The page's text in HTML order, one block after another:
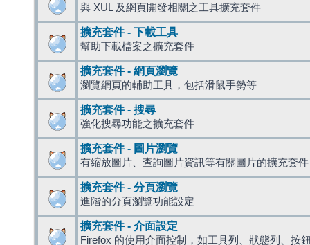
與 XUL 及網頁開發相關之工具擴充套件
擴充套件 - 下載工具
幫助下載檔案之擴充套件
擴充套件 - 網頁瀏覽
瀏覽網頁的輔助工具，包括滑鼠手勢等
擴充套件 - 搜尋
強化搜尋功能之擴充套件
擴充套件 - 圖片瀏覽
有縮放圖片、查詢圖片資訊等有關圖片的擴充套件
擴充套件 - 分頁瀏覽
進階的分頁瀏覽功能設定
擴充套件 - 介面設定
Firefox 的使用介面控制，如工具列、狀態列、按